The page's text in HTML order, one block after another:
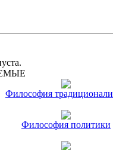
Философия
Философия политики